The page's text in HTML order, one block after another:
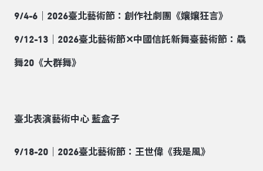
9/4-6 ｜2026臺北藝術節：創作社劇團《孃孃狂言》
9/12-13 ｜2026臺北藝術節✕中國信託新舞臺藝術節：驫
舞20 《大群舞》
臺北表演藝術中心 藍盒子
9/18-20 ｜2026臺北藝術節：王世偉《我是風》